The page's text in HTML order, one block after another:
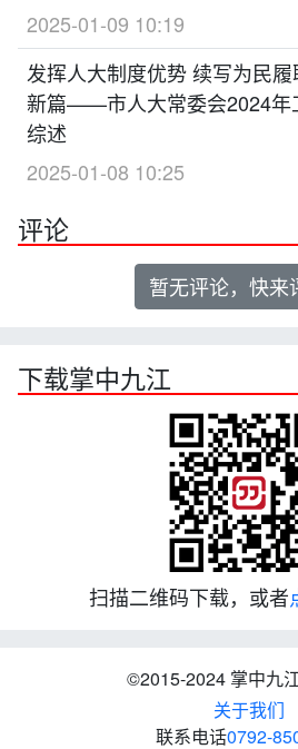
2025-01-09 10:19
发挥人大制度优势 续写为民履
新篇——市人大常委会2024年
综述
2025-01-08 10:25
评论
暂无评论，快来
下载掌中九江
扫描二维码下载，或者
©2015-2024 掌中九
关于我们
联系电话0792-